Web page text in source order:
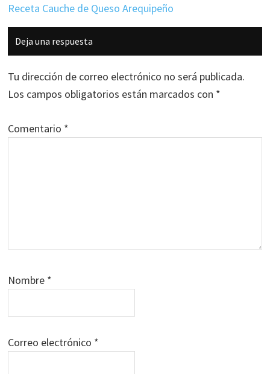
Receta Cauche de Queso Arequipeño
Interacciones
con
los
lectores
Deja una respuesta
Tu dirección de correo electrónico no será publicada.
Los campos obligatorios están marcados con *
Comentario *
Nombre *
Correo electrónico *